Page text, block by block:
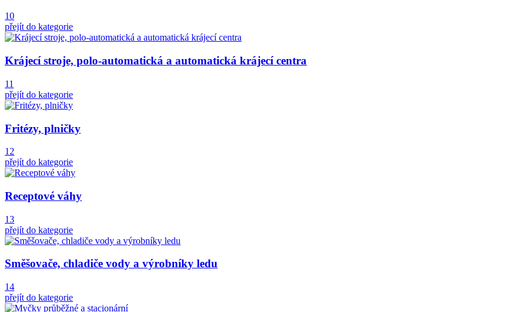
10
přejít do kategorie
Krájecí stroje, polo-automatická a automatická krájecí centra
11
přejít do kategorie
Fritézy, plničky
12
přejít do kategorie
Receptové váhy
13
přejít do kategorie
Směšovače, chladiče vody a výrobníky ledu
14
přejít do kategorie